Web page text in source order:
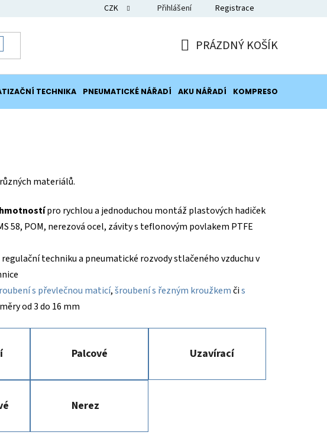
CZK Přihlášení Registrace
KOŠÍK
PRÁZDNÝ KOŠÍK
TECHNIKA PNEUMATICKÉ NÁŘADÍ AKU NÁŘADÍ KOMPRESORY
materiálů.
pro rychlou a jednoduchou montáž plastových hadiček
58, POM, nerezová ocel, závity s teflonovým povlakem PTFE
techniku a pneumatické rozvody stlačeného vzduchu v
s převlečnou maticí,šroubení s řezným kroužkemčis
od 3 do 16 mm
Palcové Uzavírací
Nerez